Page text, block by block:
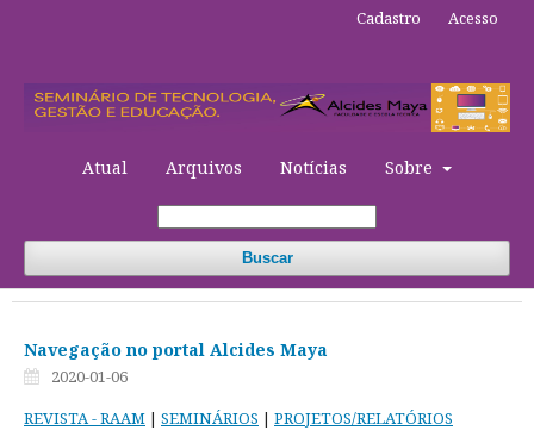
Atual Arquivos Notícias Sobre
Buscar
Cadastro Acesso
Navegação no portal Alcides Maya
2020-01-06
REVISTA- RAAM | SEMINÁRIOS | PROJETOS/RELATÓRIOS